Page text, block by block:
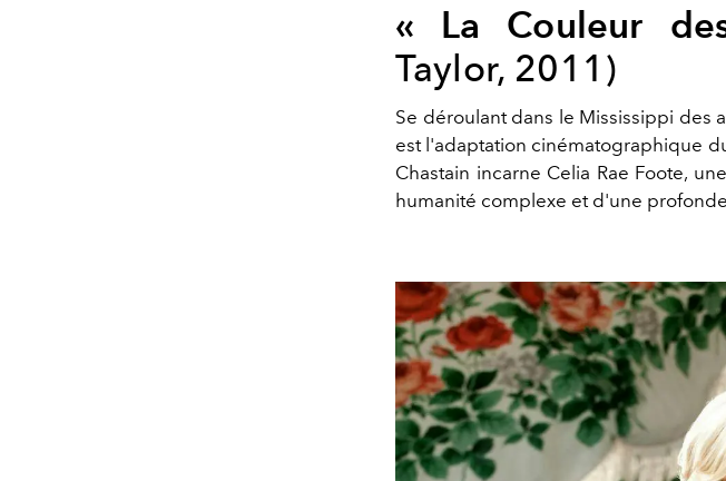
« La Couleur
Taylor, 2011)
Se déroulant dans le Mississippi des
est l'adaptation cinématographique
Chastain incarne Celia Rae Foote,
humanité complexe et d'une